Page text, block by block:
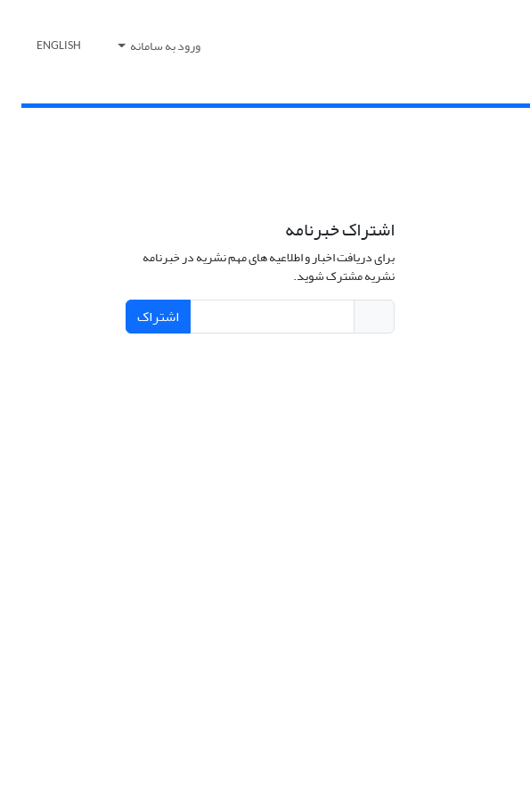
ورود به سامانه ENGLISH
اشتراک خبرنامه
برای دریافت اخبار و اطلاعیه های مهم نشریه در خبرنامه
نشریه مشترک شوید.
اشتراک